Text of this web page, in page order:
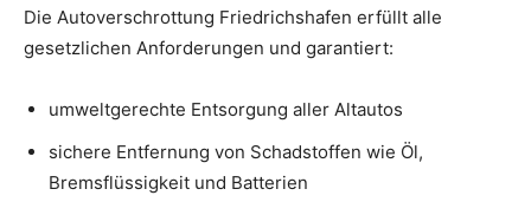
Die Autoverschrottung Friedrichshafen erfüllt alle
gesetzlichen Anforderungen und garantiert:
umweltgerechte Entsorgung aller Altautos
sichere Entfernung von Schadstoffen wie Öl,
Bremsflüssigkeit und Batterien